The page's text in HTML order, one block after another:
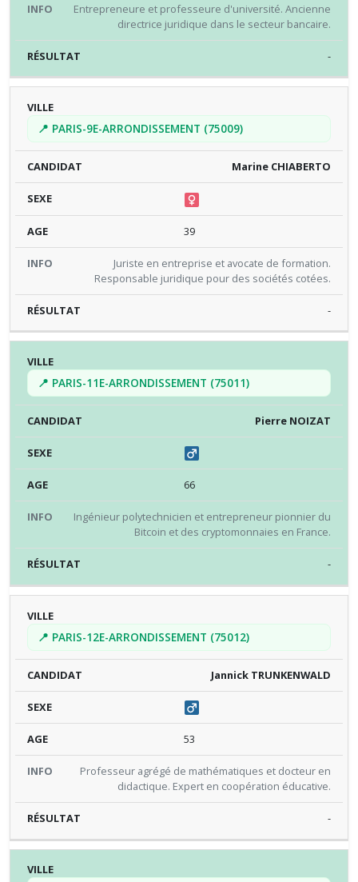
Entrepreneure et professeure d'université. Ancienne
directrice juridique dans le secteur bancaire.
-
📍 PARIS-9E-ARRONDISSEMENT (75009)
Marine CHIABERTO
39
Juriste en entreprise et avocate de formation.
Responsable juridique pour des sociétés cotées.
-
📍 PARIS-11E-ARRONDISSEMENT (75011)
Pierre NOIZAT
66
Ingénieur polytechnicien et entrepreneur pionnier du
Bitcoin et des cryptomonnaies en France.
-
📍 PARIS-12E-ARRONDISSEMENT (75012)
Jannick TRUNKENWALD
53
Professeur agrégé de mathématiques et docteur en
didactique. Expert en coopération éducative.
-